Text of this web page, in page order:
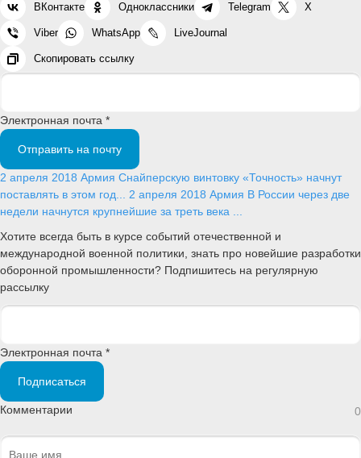
ВКонтакте Одноклассники Telegram X
Viber WhatsApp LiveJournal
Скопировать ссылку
Электронная почта *
Отправить на почту
2 апреля 2018 Армия Снайперскую винтовку «Точность» начнут
поставлять в этом год... 2 апреля 2018 Армия В России через две
недели начнутся крупнейшие за треть века ...
Хотите всегда быть в курсе событий отечественной и
международной военной политики, знать про новейшие разработки
оборонной промышленности? Подпишитесь на регулярную
рассылку
Электронная почта *
Подписаться
Комментарии 0